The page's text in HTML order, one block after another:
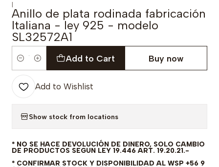
|
Anillo de plata rodinada fabricación
Italiana - ley 925 - modelo
SL32572A1
Quantity
Add to Cart Buy now
Add to Wishlist
Show stock from locations
* NO SE HACE DEVOLUCIÓN DE DINERO, SOLO CAMBIO
DE PRODUCTOS SEGUN LEY 19.446 ART. 19.20.21.-
* CONFIRMAR STOCK Y DISPONIBILIDAD AL WSP +56 9